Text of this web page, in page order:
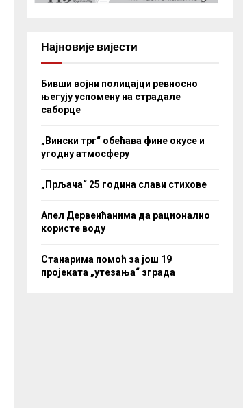
Најновије вијести
Бивши војни полицајци ревносно
његују успомену на страдале
саборце
„Вински трг“ обећава фине окусе и
угодну атмосферу
„Прљача“ 25 година слави стихове
Апел Дервенћанима да рационално
користе воду
Станарима помоћ за још 19
пројеката „утезања“ зграда